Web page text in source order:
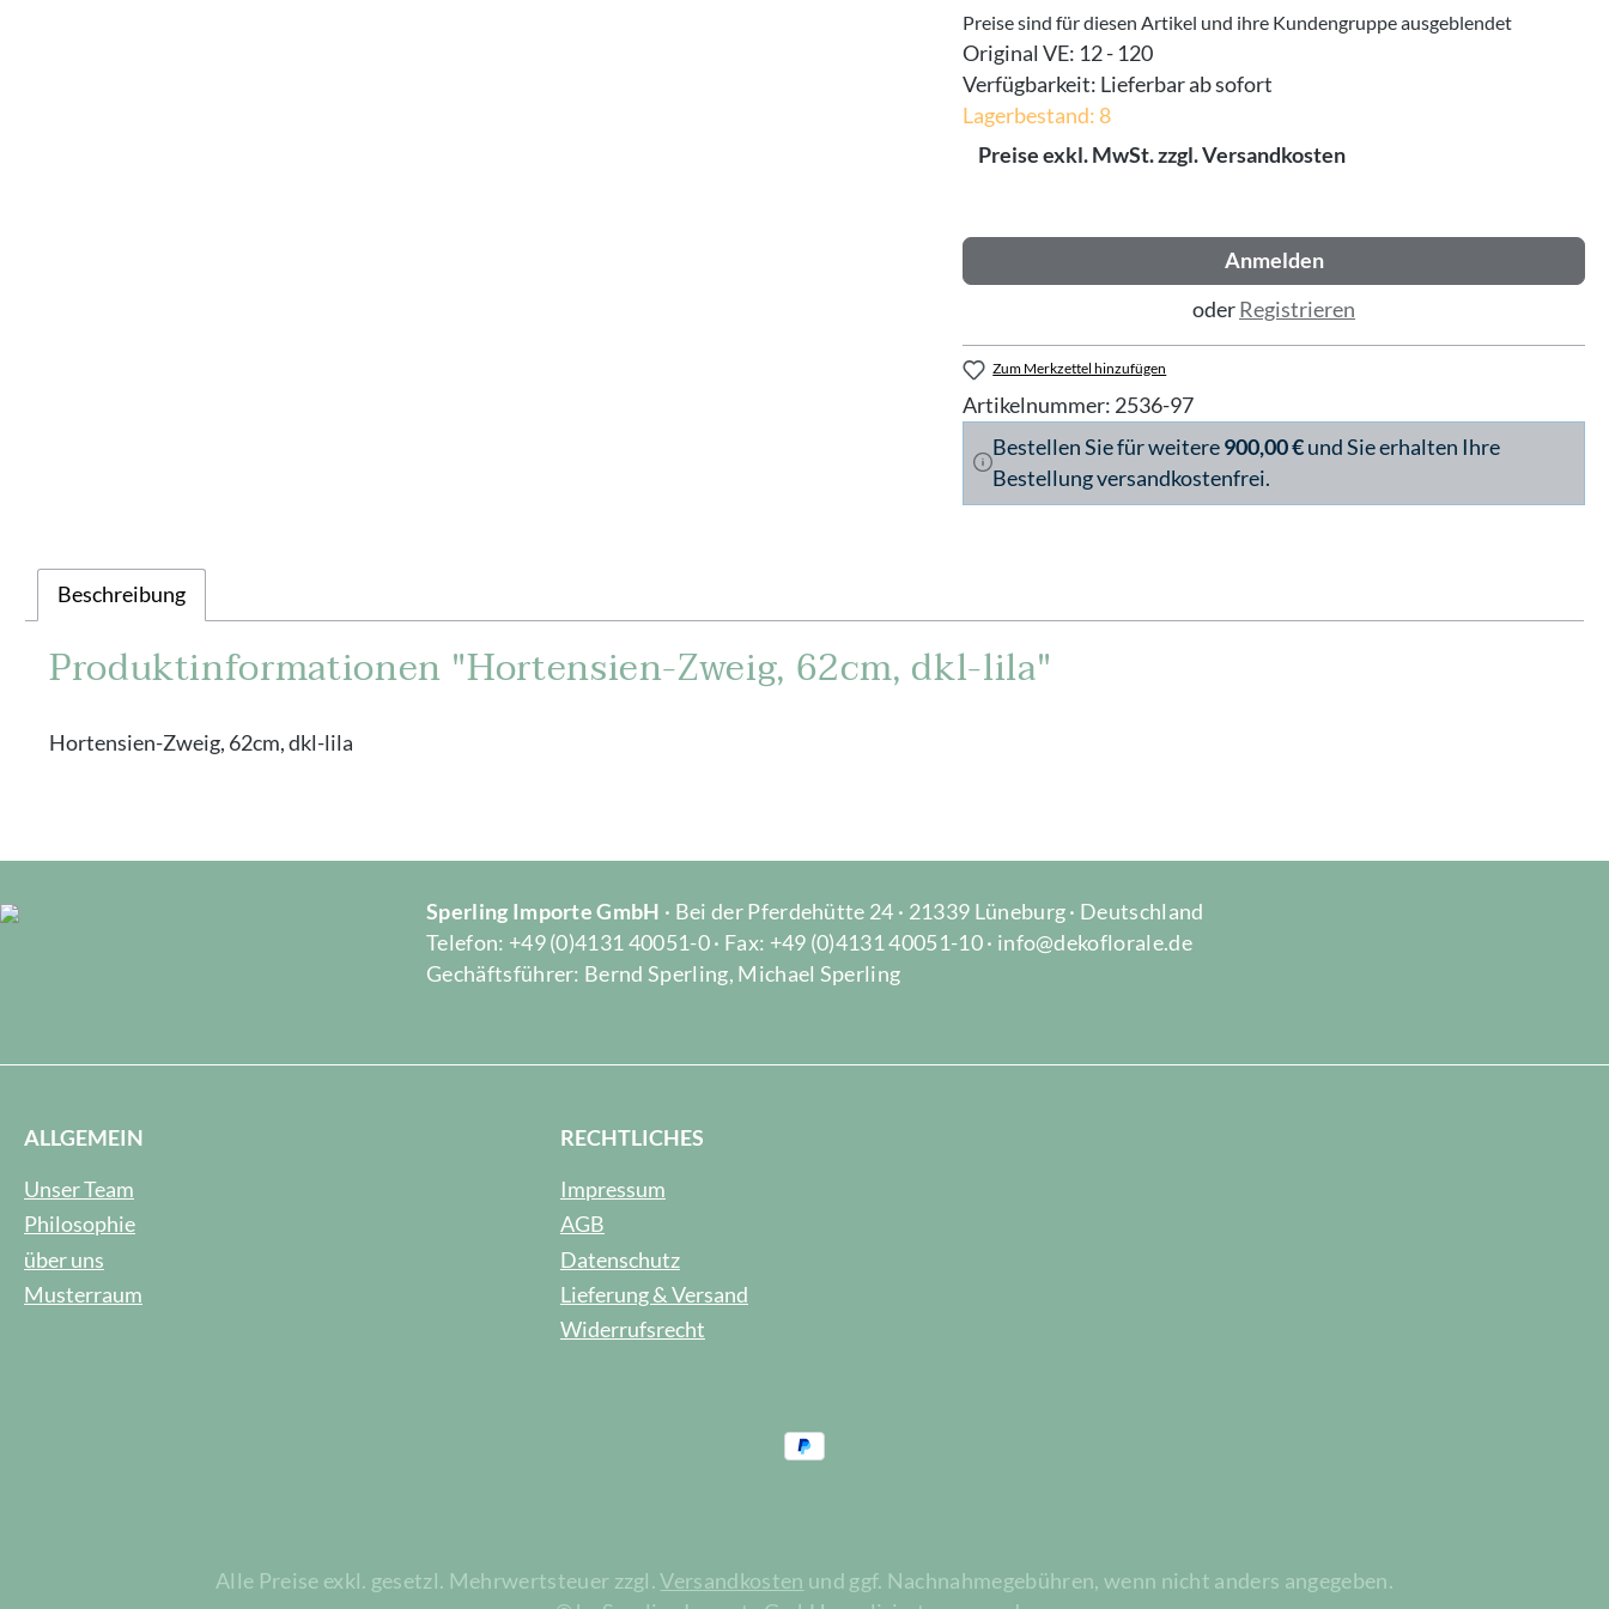
Preise sind für diesen Artikel und ihre Kundengruppe ausgeblendet
Original VE: 12 - 120
Verfügbarkeit: Lieferbar ab sofort
Lagerbestand: 8
Preise exkl. MwSt. zzgl. Versandkosten
Anmelden
oderRegistrieren
Zum Merkzettel hinzufügen
Artikelnummer: 2536-97
Bestellen Sie für weitere900,00 €und Sie erhalten Ihre
Bestellung versandkostenfrei.
Beschreibung
Produktinformationen "Hortensien-Zweig, 62cm, dkl-lila"
Hortensien-Zweig, 62cm, dkl-lila
Sperling Importe GmbH · Bei der Pferdehütte 24 · 21339 Lüneburg · Deutschland
Telefon: +49 (0)4131 40051-0 · Fax: +49 (0)4131 40051-10 · info@dekoflorale.de
Gechäftsführer: Bernd Sperling, Michael Sperling
ALLGEMEIN
Unser Team
Philosophie
über uns
Musterraum
RECHTLICHES
Impressum
AGB
Datenschutz
Lieferung & Versand
Widerrufsrecht
Alle Preise exkl. gesetzl. Mehrwertsteuer zzgl.Versandkosten und ggf. Nachnahmegebühren, wenn nicht anders angegeben.